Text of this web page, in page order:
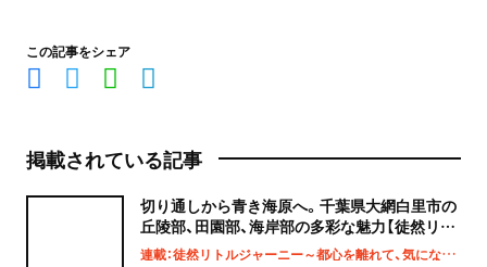
この記事をシェア
掲載されている記事
切り通しから青き海原へ。千葉県大網白里市の
丘陵部、田園部、海岸部の多彩な魅力【徒然リト
ルジャーニー】
連載：徒然リトルジャーニー～都心を離れて、気になる土地へ